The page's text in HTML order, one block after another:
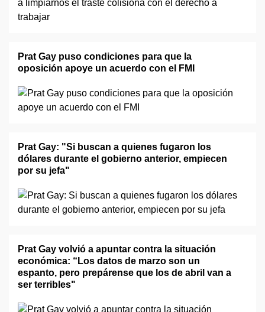
Prat Gay puso condiciones para que la
oposición apoye un acuerdo con el FMI
Prat Gay: "Si buscan a quienes fugaron los
dólares durante el gobierno anterior, empiecen
por su jefa"
Prat Gay volvió a apuntar contra la situación
económica: “Los datos de marzo son un
espanto, pero prepárense que los de abril van a
ser terribles"